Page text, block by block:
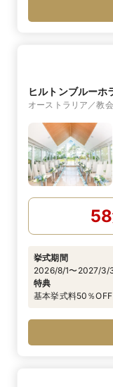
ヒルトンブルーホ
オーストラリア／教
58
挙式期間
2026/8/1〜2027/3/
特典
基本挙式料50％